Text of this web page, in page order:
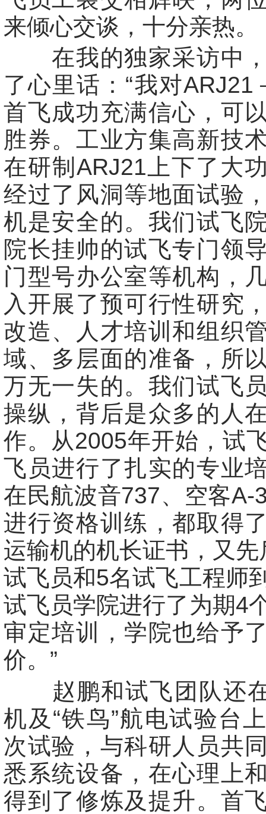
来倾心交谈，十分亲热。
在我的独家采访中，
了心里话：“我对ARJ21
首飞成功充满信心，可
胜券。工业方集高新技
在研制ARJ21上下了大
经过了风洞等地面试验
机是安全的。我们试飞
院长挂帅的试飞专门领
门型号办公室等机构，
入开展了预可行性研究
改造、人才培训和组织
域、多层面的准备，所
万无一失的。我们试飞
操纵，背后是众多的人
作。从2005年开始，试
飞员进行了扎实的专业
在民航波音737、空客A-
进行资格训练，都取得
运输机的机长证书，又
试飞员和5名试飞工程师
试飞员学院进行了为期4
审定培训，学院也给予
价。”
赵鹏和试飞团队还
机及“铁鸟”航电试验台
次试验，与科研人员共
悉系统设备，在心理上
得到了修炼及提升。首